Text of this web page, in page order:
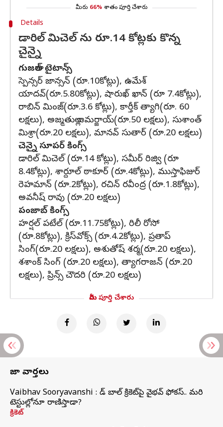
మీరు 66% శాతం పూర్తి చేశారు
Details
డారిల్ మిచెల్ ను రూ.14 కోట్లకు కొన్న
చైన్నై
గుజ‌రాత్ టైటాన్స్‌
స్పెన్సర్ జాన్సన్ (రూ.10కోట్లు), ఉమేశ్
యాద‌వ్(రూ.5.80కోట్లు), షారుఖ్ ఖాన్ (రూ 7.4కోట్లు),
రాబిన్ మింజ్(రూ.3.6 కోట్లు), కార్తీక్ త్యాగి(రూ. 60
లక్షలు), అజ్మ‌తుల్లా ఒమ‌ర్జాయ్(రూ.50 లక్షలు), సుశాంత్
మిశ్రా(రూ.20 లక్షలు), మానవ్ సుతార్ (రూ.20 లక్షలు)
చెన్నై సూప‌ర్ కింగ్స్‌
డారిల్ మిచెల్ (రూ.14 కోట్లు), స‌మీర్ రిజ్వి (రూ
8.4కోట్లు), శార్దూల్ ఠాకూర్ (రూ.4కోట్లు), ముస్తాఫిజుర్
రెహమాన్ (రూ.2కోట్లు), ర‌చిన్ ర‌వీంద్ర (రూ.1.8కోట్లు),
అవనీష్ రావు (రూ.20 లక్షలు)
పంజాబ్ కింగ్స్
హ‌ర్షల్ ప‌టేల్ (రూ.11.75కోట్లు), రిలీ రోసో
(రూ.8కోట్లు), క్రిస్‌వోక్స్ (రూ.4.2కోట్లు), ప్రతాప్
సింగ్(రూ.20 లక్షలు), అశుతోష్ శర్మ(రూ.20 లక్షలు),
శశాంక్ సింగ్ (రూ.20 లక్షలు), త్యాగరాజన్ (రూ.20
లక్షలు), ప్రిన్స్ చౌదరి (రూ.20 లక్షలు)
మీరు పూర్తి చేశారు
తాజా వార్తలు
Vaibhav Sooryavanshi : రెడ్ బాల్ క్రికెట్‌పై వైభవ్ ఫోకస్.. మరి
టెస్టుల్లోనూ రాణిస్తాడా?
క్రికెట్